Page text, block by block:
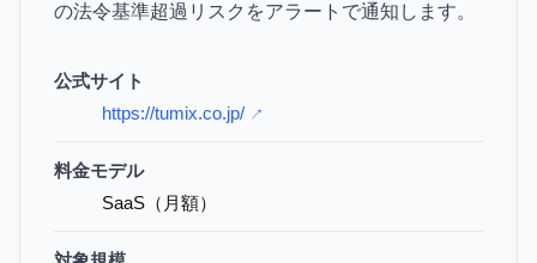
の法令基準超過リスクをアラートで通知します。
公式サイト
https://tumix.co.jp/ ↗
料金モデル
SaaS（月額）